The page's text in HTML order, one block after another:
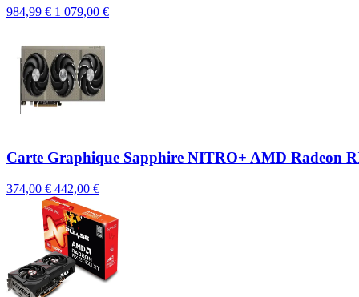
984,99 € 1 079,00 €
Carte Graphique Sapphire NITRO+ AMD Radeon
374,00 € 442,00 €